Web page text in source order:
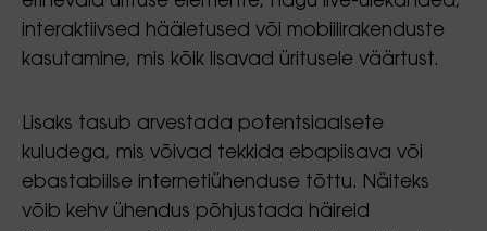
interaktiivsed hääletused või mobiilirakenduste
kasutamine, mis kõik lisavad üritusele väärtust.
Lisaks tasub arvestada potentsiaalsete
kuludega, mis võivad tekkida ebapiisava või
ebastabiilse internetiühenduse tõttu. Näiteks
võib kehv ühendus põhjustada häireid